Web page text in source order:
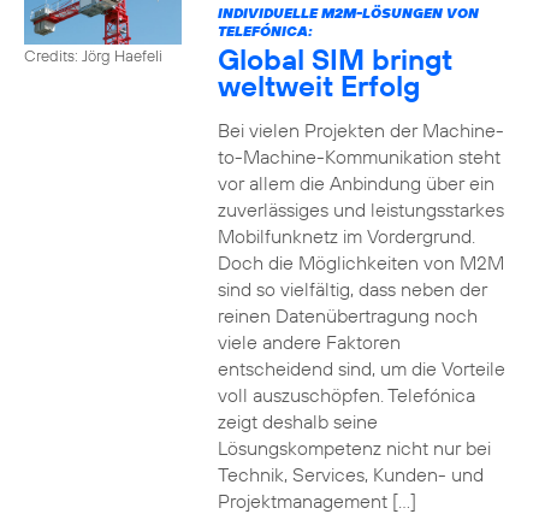
Credits: Jörg Haefeli
INDIVIDUELLE M2M-LÖSUNGEN VON
TELEFÓNICA:
Global SIM bringt
weltweit Erfolg
Bei vielen Projekten der Machine-
to-Machine-Kommunikation steht
vor allem die Anbindung über ein
zuverlässiges und leistungsstarkes
Mobilfunknetz im Vordergrund.
Doch die Möglichkeiten von M2M
sind so vielfältig, dass neben der
reinen Datenübertragung noch
viele andere Faktoren
entscheidend sind, um die Vorteile
voll auszuschöpfen. Telefónica
zeigt deshalb seine
Lösungskompetenz nicht nur bei
Technik, Services, Kunden- und
Projektmanagement […]